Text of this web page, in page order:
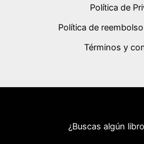
Política de
Política de
Términos y
¿Buscas algún